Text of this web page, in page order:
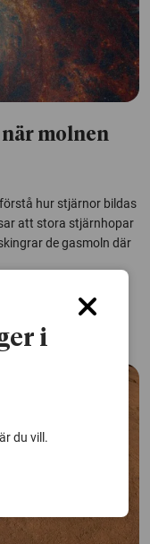
molnen
hur stjärnor bildas
att stora stjärnhopar
de gasmoln där
i
du vill.